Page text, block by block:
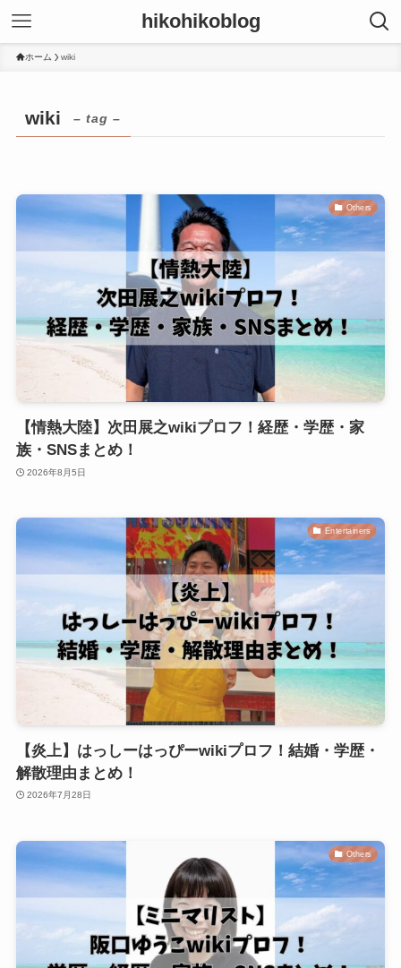
hikohikoblog
ホーム wiki
wiki – tag –
Others
【情熱大陸】次田展之wikiプロフ！経歴・学歴・家
族・SNSまとめ！
2026年8月5日
Entertainers
【炎上】はっしーはっぴーwikiプロフ！結婚・学歴・
解散理由まとめ！
2026年7月28日
Others